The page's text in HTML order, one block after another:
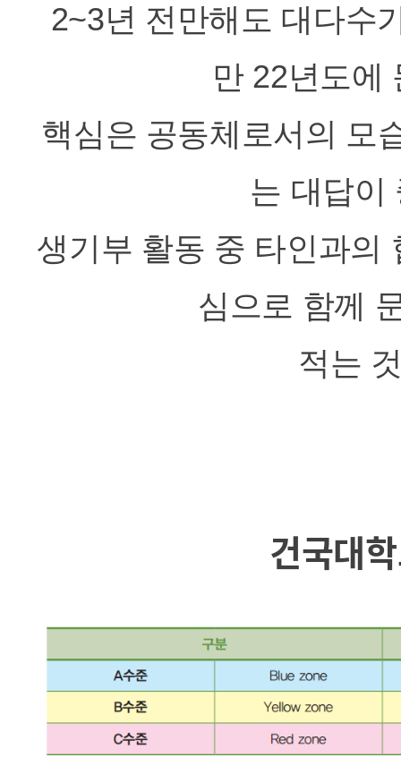
2~3년 전만해도 대다수
만 22년도에
핵심은 공동체로서의 모
는 대답이
생기부 활동 중 타인과의
심으로 함께
적는
건국대